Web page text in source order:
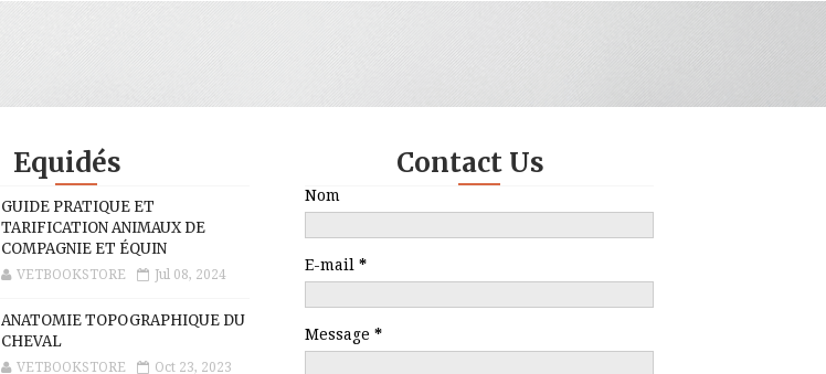
Equidés
GUIDE PRATIQUE ET
TARIFICATION ANIMAUX DE
COMPAGNIE ET ÉQUIN
VETBOOKSTORE Jul 08, 2024
ANATOMIE TOPOGRAPHIQUE DU
CHEVAL
VETBOOKSTORE Oct 23, 2023
Contact Us
Nom
E-mail*
Message*